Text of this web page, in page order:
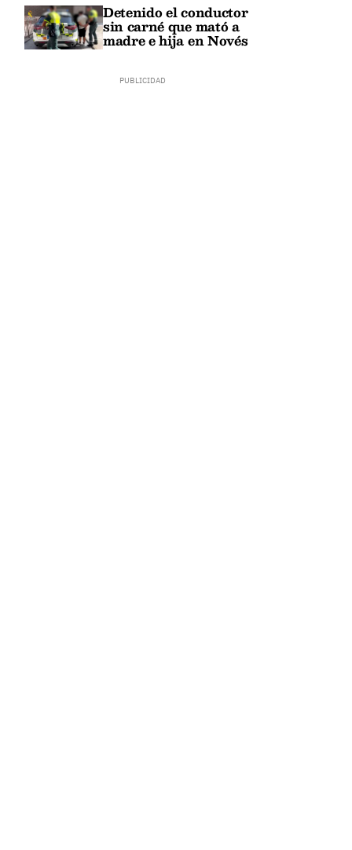
Detenido el conductor
sin carné que mató a
madre e hija en Novés